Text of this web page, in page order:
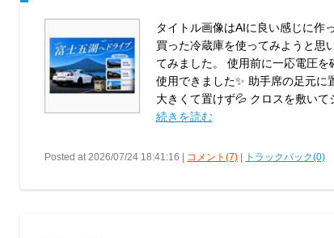
タイトル画像はAIに良い感じに作
買った冷蔵庫を使ってみようと思
てみました。 使用前に一応電圧
使用できました✨ 助手席の足元に
大きくて置けず💦 クロスを敷いて
続きを読む
Posted at 2026/07/24 18:41:16 | コメント(7) | トラックバック(0)